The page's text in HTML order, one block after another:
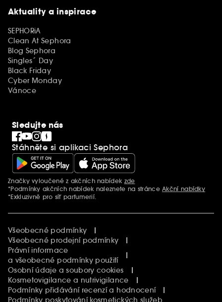
Aktuality a inspirace
SEPHORiA
Clean At Sephora
Blog Sephora
Singles´ Day
Black Friday
Cyber Monday
Vánoce
Sledujte nás
Stáhněte si aplikaci Sephora
Další informace
Značky vyloučené z akčních nabídek zde
*Podmínky akčních nabídek naleznete na stránceAkční nabídky
*Exkluzivně pro síť parfumerií.
Všeobecné podmínky
Všeobecné prodejní podmínky
Právní informace
a všeobecné podmínky použití
Osobní údaje a soubory cookies
Kosmetovigilance a nutrivigilance
Podmínky přidávání recenzí a hodnocení
Podmínky poskytování kosmetických služeb